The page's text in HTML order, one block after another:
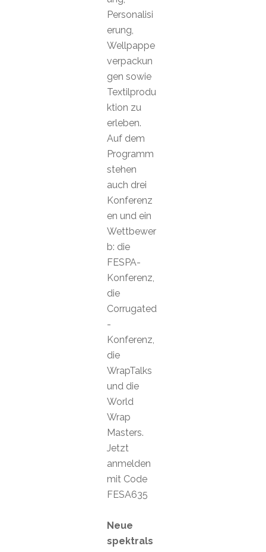
Personalisi
erung,
Wellpappe
verpackun
gen sowie
Textilprodu
ktion zu
erleben.
Auf dem
Programm
stehen
auch drei
Konferenz
en und ein
Wettbewer
b: die
FESPA-
Konferenz,
die
Corrugated
-
Konferenz,
die
WrapTalks
und die
World
Wrap
Masters.
Jetzt
anmelden
mit Code
FESA635
Neue
spektrals